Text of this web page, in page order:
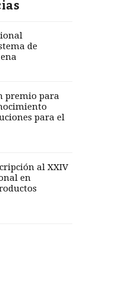
de
premio para
para el
al XXIV
en